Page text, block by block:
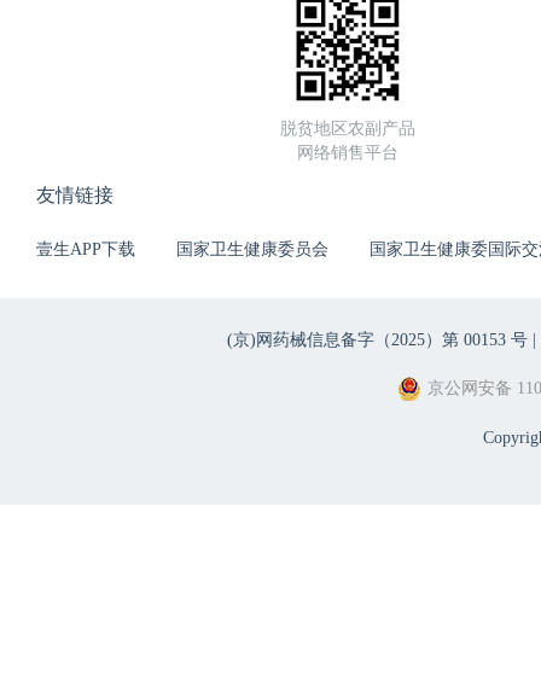
脱贫地区农副产品
网络销售平台
友情链接
壹生APP下载 国家卫生健康委员会 国家卫生健康委国际
(京)网药械信息备字（2025）第 00153 号 |
京公网安备